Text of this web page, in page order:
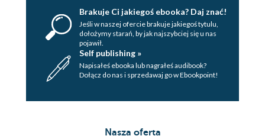
Brakuje Ci jakiegoś ebooka? Daj znać!
Jeśli w naszej ofercie brakuje jakiegoś tytulu,
dołożymy starań, by jak najszybciej się u nas
pojawił.
Self publishing »
Napisałeś ebooka lub nagrałeś audibook?
Dołącz do nas i sprzedawaj go w Ebookpoint!
Nasza oferta